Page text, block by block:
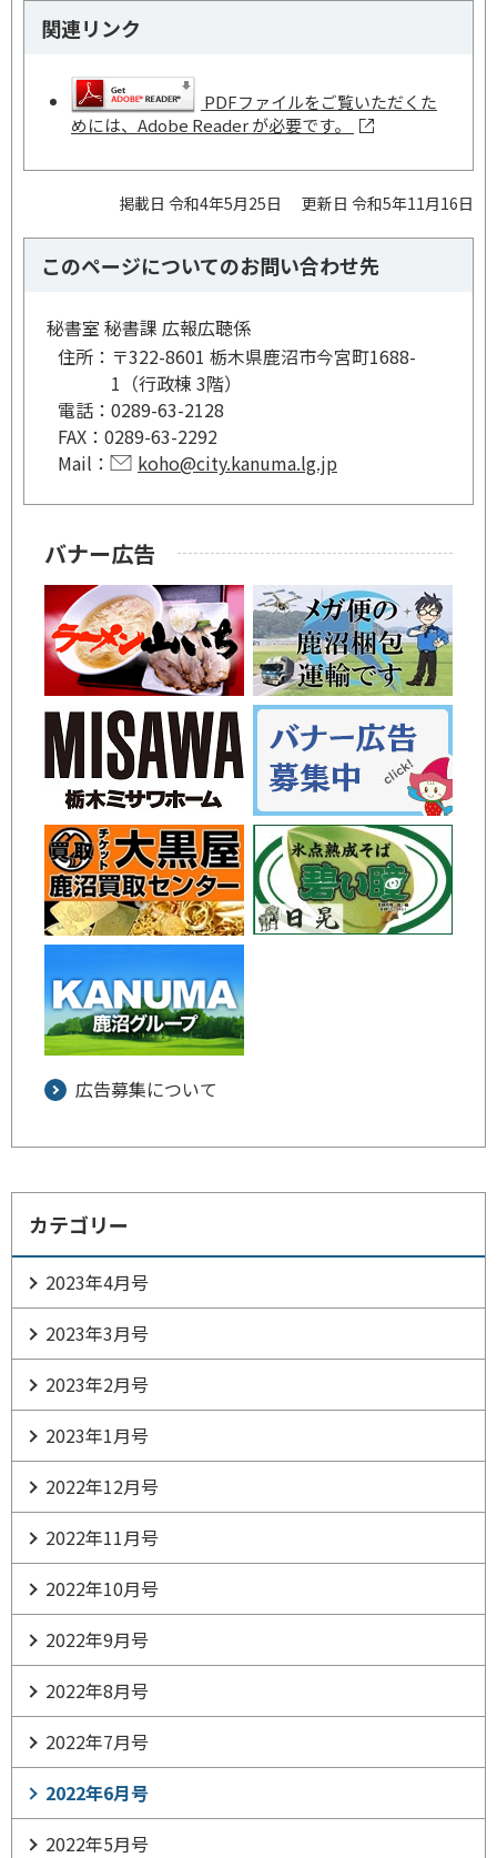
関連リンク
PDFファイルをご覧いただくた
めには、Adobe Reader が必要です。
掲載日 令和4年5月25日 更新日 令和5年11月16日
このページについてのお問い合わせ先
秘書室 秘書課 広報広聴係
住所： 〒322-8601 栃木県鹿沼市今宮町1688-
1（行政棟 3階）
電話： 0289-63-2128
FAX： 0289-63-2292
Mail：
koho@city.kanuma.lg.jp
バナー広告
広告募集について
カテゴリー
2023年4月号
2023年3月号
2023年2月号
2023年1月号
2022年12月号
2022年11月号
2022年10月号
2022年9月号
2022年8月号
2022年7月号
2022年6月号
2022年5月号